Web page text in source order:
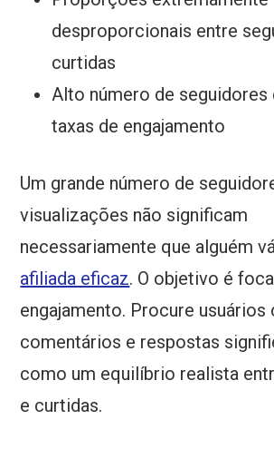
desproporcionais entre
curtidas
Alto número de seguidores
taxas de engajamento
Um grande número de
visualizações não significam
necessariamente que alguém vá
afiliada eficaz. O objetivo é
engajamento. Procure usuários
comentários e respostas
como um equilíbrio realista
e curtidas.